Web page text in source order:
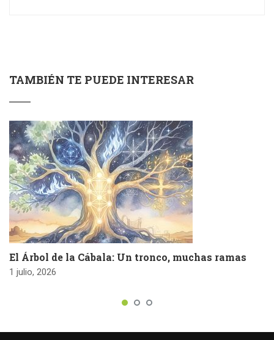
TAMBIÉN TE PUEDE INTERESAR
El Árbol de la Cábala: Un tronco, muchas ramas
1 julio, 2026